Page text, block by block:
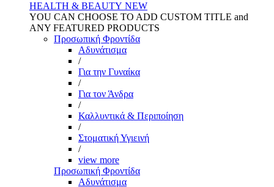
HEALTH & BEAUTY NEW
YOU CAN CHOOSE TO ADD CUSTOM TITLE and
ANY FEATURED PRODUCTS
Προσωπική Φροντίδα
Αδυνάτισμα
/
Για την Γυναίκα
/
Για τον Άνδρα
/
Καλλυντικά & Περιποίηση
/
Στοματική Υγιεινή
/
view more
Προσωπική Φροντίδα
Αδυνάτισμα